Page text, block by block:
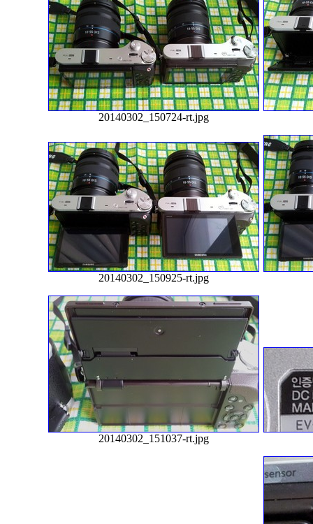
20140302_150724-rt.jpg
20140302_150925-rt.jpg
20140302_151037-rt.jpg